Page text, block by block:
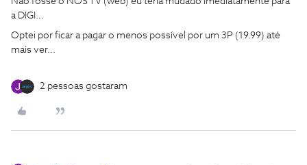
a DIGI…
Optei por ficar a pagar o menos possível por um 3P (19.99) até
mais ver...
2 pessoas gostaram